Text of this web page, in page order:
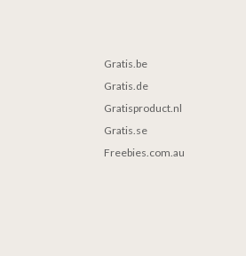
Gratis.be
Gratis.de
Gratisproduct.nl
Gratis.se
Freebies.com.au